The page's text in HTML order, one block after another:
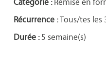
Récurrence :Tous/tes les
Durée :5 semaine(s)